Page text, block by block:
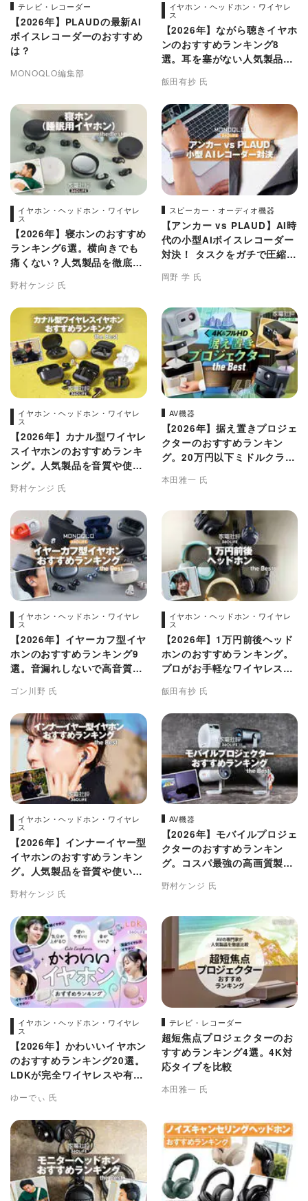
テレビ・レコーダー
【2026年】PLAUDの最新AI
ボイスレコーダーのおすすめ
は？
MONOQLO編集部
イヤホン・ヘッドホン・ワイヤレ
ス
【2026年】ながら聴きイヤホ
ンのおすすめランキング8
選。耳を塞がない人気製品の
飯田有抄 氏
イヤホン・ヘッドホン・ワイヤレ
ス
【2026年】寝ホンのおすすめ
ランキング6選。横向きでも
痛くない？人気製品を徹底比
野村ケンジ 氏
スピーカー・オーディオ機器
【アンカー vs PLAUD】AI時
代の小型AIボイスレコーダー
対決！ タスクをガチで圧縮で
岡野 学 氏
イヤホン・ヘッドホン・ワイヤレ
ス
【2026年】カナル型ワイヤレ
スイヤホンのおすすめランキ
ング。人気製品を音質や使い
野村ケンジ 氏
AV機器
【2026年】据え置きプロジェ
クターのおすすめランキン
グ。20万円以下ミドルクラス
本田雅一 氏
イヤホン・ヘッドホン・ワイヤレ
ス
【2026年】イヤーカフ型イヤ
ホンのおすすめランキング9
選。音漏れしないで高音質な
ゴン川野 氏
イヤホン・ヘッドホン・ワイヤレ
ス
【2026年】1万円前後ヘッド
ホンのおすすめランキング。
プロがお手軽なワイヤレス製
飯田有抄 氏
イヤホン・ヘッドホン・ワイヤレ
ス
【2026年】インナーイヤー型
イヤホンのおすすめランキン
グ。人気製品を音質や使い勝
野村ケンジ 氏
AV機器
【2026年】モバイルプロジェ
クターのおすすめランキン
グ。コスパ最強の高画質製品
野村ケンジ 氏
イヤホン・ヘッドホン・ワイヤレ
ス
【2026年】かわいいイヤホン
のおすすめランキング20選。
LDKが完全ワイヤレスや有線
ゆーでぃ 氏
テレビ・レコーダー
超短焦点プロジェクターのお
すすめランキング4選。4K対
応タイプを比較
本田雅一 氏